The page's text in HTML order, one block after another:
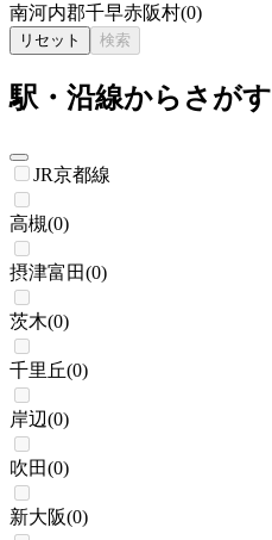
南河内郡千早赤阪村(0)
リセット 検索
駅・沿線からさがす
JR京都線
高槻(0)
摂津富田(0)
茨木(0)
千里丘(0)
岸辺(0)
吹田(0)
新大阪(0)